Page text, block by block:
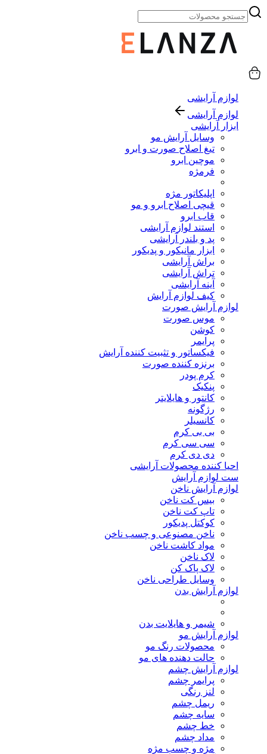
لوازم آرایشی
لوازم آرایشی
ابزار آرایشی
وسایل آرایش مو
تیغ اصلاح صورت و ابرو
موچین ابرو
فرمژه
اپلیکاتور مژه
قیچی اصلاح ابرو و مو
قاب ابرو
استند لوازم آرایشی
پد و بلندر آرایشی
ابزار مانیکور و پدیکور
براش آرایشی
تراش آرایشی
آینه آرایشی
کیف لوازم آرایش
لوازم آرایش صورت
موس صورت
کوشن
پرایمر
فیکساتور و تثبیت کننده آرایش
برنزه کننده صورت
کرم پودر
پنکیک
کانتور و هایلایتر
رژگونه
کانسیلر
بی بی کرم
سی سی کرم
دی دی کرم
احیا کننده محصولات آرایشی
ست لوازم آرایش
لوازم آرایش ناخن
بیس کت ناخن
تاپ کت ناخن
کوکتل پدیکور
ناخن مصنوعی و چسب ناخن
مواد کاشت ناخن
لاک ناخن
لاک پاک کن
وسایل طراحی ناخن
لوازم آرایش بدن
شیمر و هایلایت بدن
لوازم آرایش مو
محصولات رنگ مو
حالت دهنده های مو
لوازم آرایش چشم
پرایمر چشم
لنز رنگی
ریمل چشم
سایه چشم
خط چشم
مداد چشم
مژه و چسب مژه